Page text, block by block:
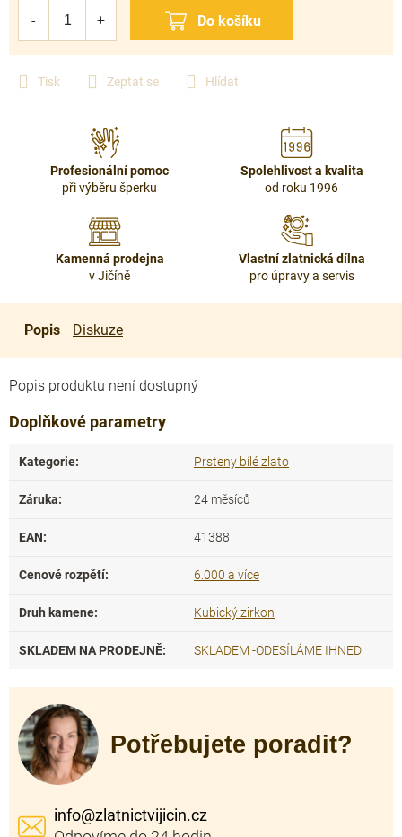
Tisk Zeptat se Hlídat
Profesionální pomoc
při výběru šperku
Spolehlivost a kvalita
od roku 1996
Kamenná prodejna
v Jičíně
Vlastní zlatnická dílna
pro úpravy a servis
Popis Diskuze
Popis produktu není dostupný
Doplňkové parametry
Kategorie: Prsteny bílé zlato
Záruka: 24 měsíců
EAN: 41388
Cenové rozpětí: 6.000 a více
Druh kamene: Kubický zirkon
SKLADEM NA PRODEJNĚ: SKLADEM -ODESÍLÁME IHNED
Potřebujete poradit?
info@zlatnictvijicin.cz